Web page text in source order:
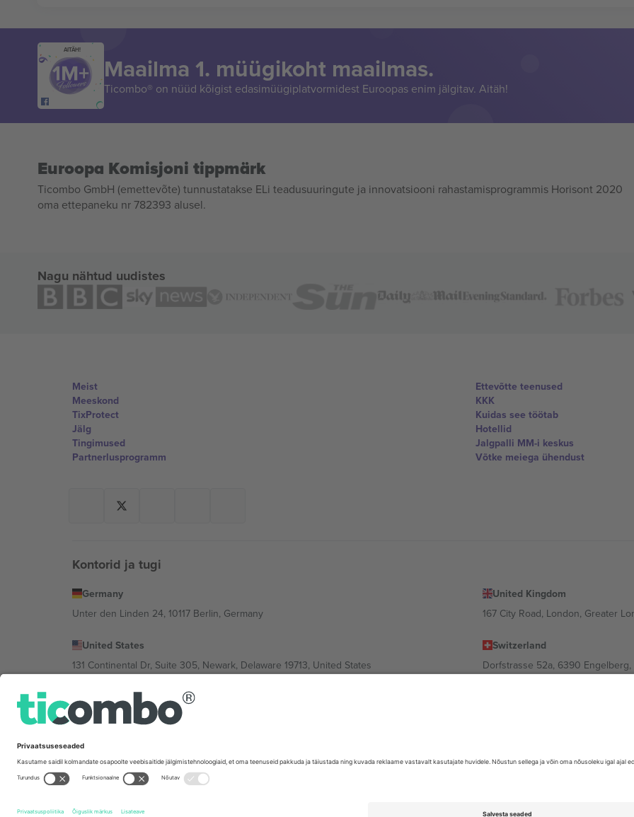
AITÄH!
Maailma 1. müügikoht maailmas.
Ticombo® on nüüd kõigist edasimüügiplatvormidest Euroopas enim jälgitav. Aitäh!
Euroopa Komisjoni tippmärk
Ticombo GmbH (emettevõte) tunnustatakse ELi teadusuuringute ja innovatsiooni rahastamisprogrammis Horisont 2020
oma ettepaneku nr 782393 alusel.
Nagu nähtud uudistes
Meist
Meeskond
TixProtect
Jälg
Tingimused
Partnerlusprogramm
Ettevõtte teenused
KKK
Kuidas see töötab
Hotellid
Jalgpalli MM-i keskus
Võtke meiega ühendust
Kontorid ja tugi
Germany
Unter den Linden 24, 10117 Berlin, Germany
United Kingdom
167 City Road, London, Greater
United States
131 Continental Dr, Suite 305, Newark, Delaware 19713, United States
Switzerland
Dorfstrasse 52a, 6390
Bulgaria
Regus Sofia City West, bul Totleben 53-55, 1606 Sofia, Bulgaria
Mexico
Av Chapultepec 360, Roma Norte, Cuauhtémoc, 06700 Ciudad de México, CDMX, Mexico
Tingimused.© 2026 Ticombo. Kõik õigused kaitstud.